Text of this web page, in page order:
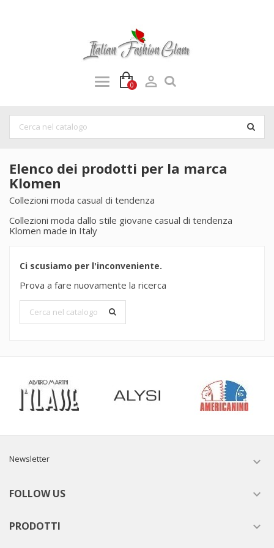
0 
Elenco dei prodotti per la marca
Klomen
Collezioni moda casual di tendenza
Collezioni moda dallo stile giovane casual di tendenza
Klomen made in Italy
Ci scusiamo per l'inconveniente.
Prova a fare nuovamente la ricerca
Newsletter 
FOLLOW US 
PRODOTTI 